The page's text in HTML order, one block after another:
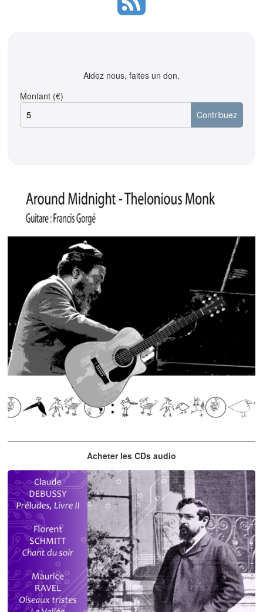
Aidez nous, faites un don.
Montant (€)
Thelonious MonkAcheter les CDs audio